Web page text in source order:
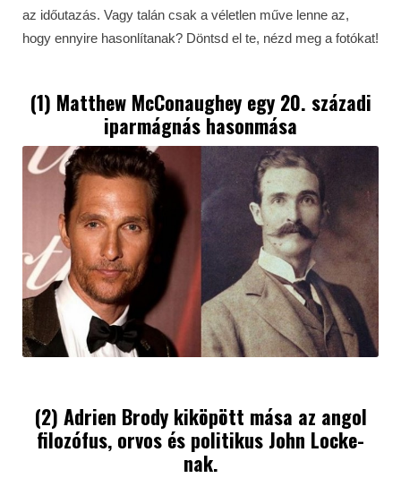
az időutazás. Vagy talán csak a véletlen műve lenne az,
hogy ennyire hasonlítanak? Döntsd el te, nézd meg a fotókat!
(1) Matthew McConaugheyegy 20. századi
iparmágnás hasonmása
(2) Adrien Brody kiköpött mása az angol
filozófus, orvos és politikus John Locke-
nak.